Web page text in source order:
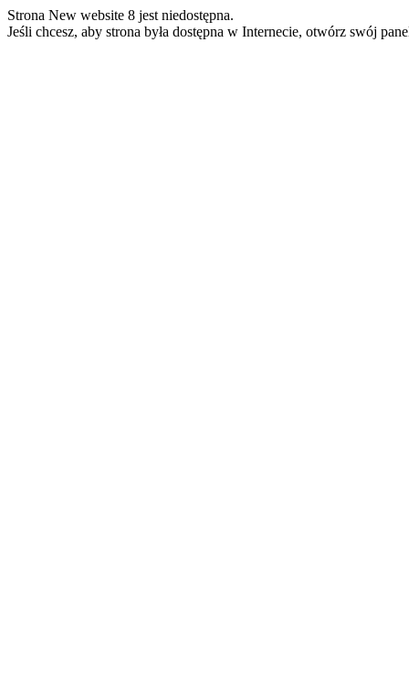
Strona New website 8 jest niedostępna.
Jeśli chcesz, aby strona była dostępna w Internecie, otwórz swój